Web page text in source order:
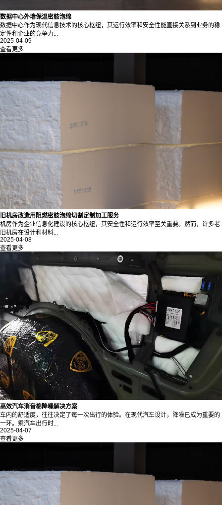
数据中心外墙保温密胺泡绵
数据中心作为现代信息技术的核心枢纽，其运行效率和安全性能直接关系到业务的稳
定性和企业的竞争力...
2025-04-09
查看更多
旧机房改造用阻燃密胺泡绵切割定制加工服务
机房作为企业信息化建设的核心枢纽，其安全性和运行效率至关重要。然而，许多老
旧机房在设计和材料...
2025-04-08
查看更多
高效汽车消音棉降噪解决方案
车内的舒适度，往往决定了每一次出行的体验。在现代汽车设计，降噪已成为重要的
一环。乘汽车出行时...
2025-04-07
查看更多